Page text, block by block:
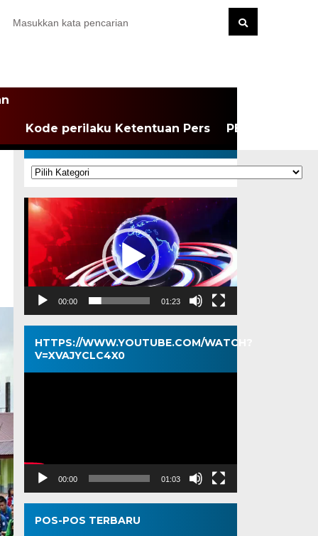
Kode perilaku Ketentuan Pers PEDOMAN
KATEGORI
Kategori
Pemutar
Video
00:00 01:23
HTTPS://WWW.YOUTUBE.COM/WATCH?
V=XVAJYCLC4X0
Pemutar
00:00 01:03
POS-POS TERBARU